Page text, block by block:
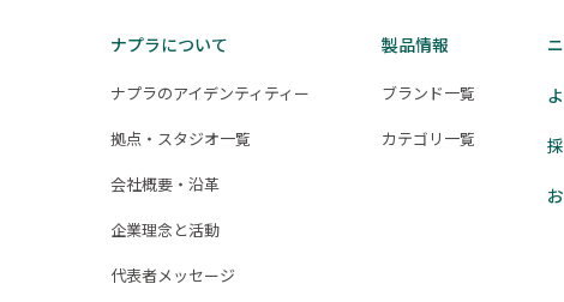
ナプラについて
ナプラのアイデンティティー
拠点・スタジオ一覧
会社概要・沿革
企業理念と活動
代表者メッセージ
製品情報
ブランド一覧
カテゴリ一覧